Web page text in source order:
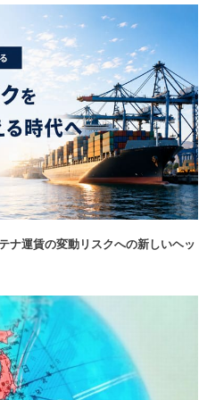
ナ運賃の変動リスクへの新しいヘッ